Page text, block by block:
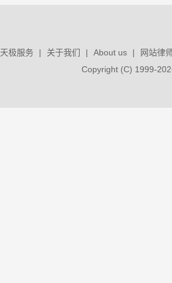
天极服务 | 关于我们 | About us |
网站律
Copyright (C) 1999-